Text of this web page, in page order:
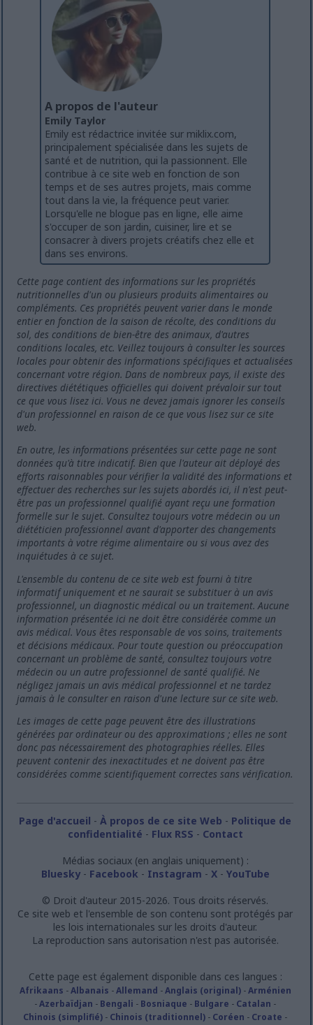
A propos de l'auteur
Emily Taylor
Emily est rédactrice invitée sur miklix.com,
principalement spécialisée dans les sujets de
santé et de nutrition, qui la passionnent. Elle
contribue à ce site web en fonction de son
temps et de ses autres projets, mais comme
tout dans la vie, la fréquence peut varier.
Lorsqu'elle ne blogue pas en ligne, elle aime
s'occuper de son jardin, cuisiner, lire et se
consacrer à divers projets créatifs chez elle et
dans ses environs.
Cette page contient des informations sur les propriétés
nutritionnelles d'un ou plusieurs produits alimentaires ou
compléments. Ces propriétés peuvent varier dans le monde
entier en fonction de la saison de récolte, des conditions du
sol, des conditions de bien-être des animaux, d'autres
conditions locales, etc. Veillez toujours à consulter les sources
locales pour obtenir des informations spécifiques et actualisées
concernant votre région. Dans de nombreux pays, il existe des
directives diététiques officielles qui doivent prévaloir sur tout
ce que vous lisez ici. Vous ne devez jamais ignorer les conseils
d'un professionnel en raison de ce que vous lisez sur ce site
web.
En outre, les informations présentées sur cette page ne sont
données qu'à titre indicatif. Bien que l'auteur ait déployé des
efforts raisonnables pour vérifier la validité des informations et
effectuer des recherches sur les sujets abordés ici, il n'est peut-
être pas un professionnel qualifié ayant reçu une formation
formelle sur le sujet. Consultez toujours votre médecin ou un
diététicien professionnel avant d'apporter des changements
importants à votre régime alimentaire ou si vous avez des
inquiétudes à ce sujet.
L'ensemble du contenu de ce site web est fourni à titre
informatif uniquement et ne saurait se substituer à un avis
professionnel, un diagnostic médical ou un traitement. Aucune
information présentée ici ne doit être considérée comme un
avis médical. Vous êtes responsable de vos soins, traitements
et décisions médicaux. Pour toute question ou préoccupation
concernant un problème de santé, consultez toujours votre
médecin ou un autre professionnel de santé qualifié. Ne
négligez jamais un avis médical professionnel et ne tardez
jamais à le consulter en raison d'une lecture sur ce site web.
Les images de cette page peuvent être des illustrations
générées par ordinateur ou des approximations ; elles ne sont
donc pas nécessairement des photographies réelles. Elles
peuvent contenir des inexactitudes et ne doivent pas être
considérées comme scientifiquement correctes sans vérification.
Page d'accueil -À propos de ce site Web - Politique de
confidentialité - Flux RSS - Contact
Médias sociaux (en anglais uniquement) :
Bluesky- Facebook - Instagram - X- YouTube
© Droit d'auteur 2015-2026. Tous droits réservés.
Ce site web et l'ensemble de son contenu sont protégés par
les lois internationales sur les droits d'auteur.
La reproduction sans autorisation n'est pas autorisée.
Cette page est également disponible dans ces langues :
Afrikaans -Albanais -Allemand -Anglais (original)-Arménien
-Azerbaïdjan - Bengali - Bosniaque - Bulgare - Catalan -
Chinois (simplifié) - Chinois (traditionnel) - Coréen - Croate -